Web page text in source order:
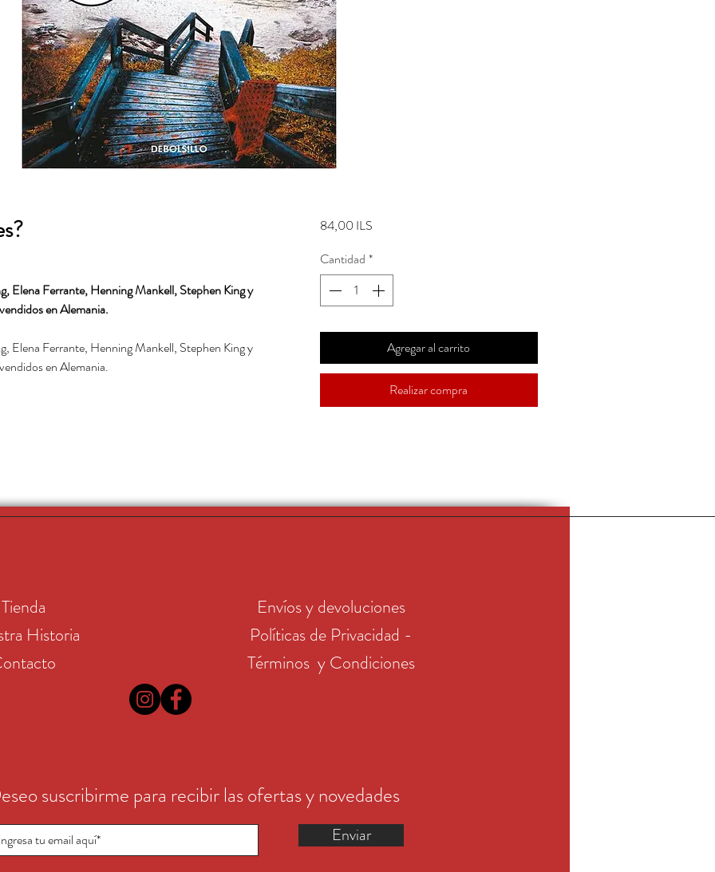
Elena Ferrante, Henning Mankell, Stephen King y
en Alemania.
Elena Ferrante, Henning Mankell, Stephen King y
en Alemania.
84,00 ILSPrecio
Cantidad *
Agregar al carrito
Realizar compra
Tienda
Historia
Envíos y devoluciones
Políticas de Privacidad -
Términos y Condiciones
suscribirme para recibir las ofertas y novedades
Enviar